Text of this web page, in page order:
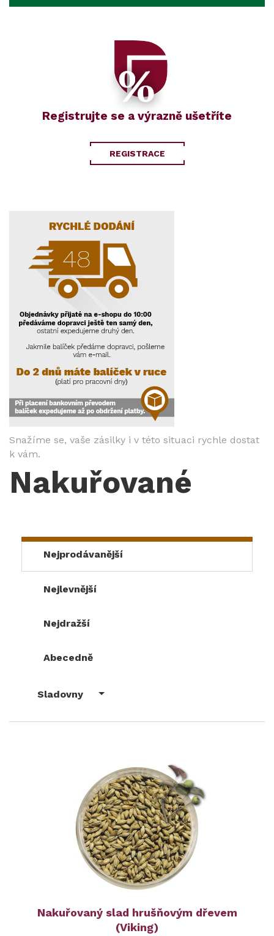
Registrujte se a výrazně ušetříte
REGISTRACE
Snažíme se, vaše zásilky i v této situaci rychle dostat
k vám.
Nakuřované
Nejprodávanější
Nejlevnější
Nejdražší
Abecedně
Sladovny
Nakuřovaný slad hrušňovým dřevem
(Viking)